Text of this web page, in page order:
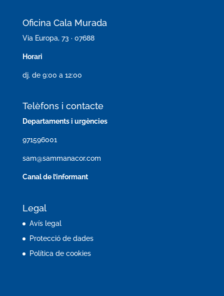
Oficina Cala Murada
Via Europa, 73 · 07688
Horari
dj. de 9:00 a 12:00
Telèfons i contacte
Departaments i urgències
971596001
sam@sammanacor.com
Canal de l’informant
Legal
Avís legal
Protecció de dades
Política de cookies